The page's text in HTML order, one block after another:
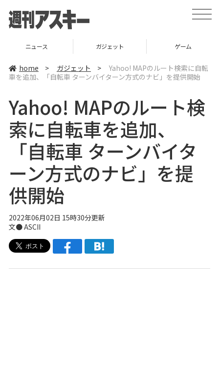
t
o
a
v
t
i
o
ニュース ガジェット ゲーム
home > ガジェット >
Yahoo! MAPのルート検索に自転
車を追加、「自転車 ターンバイターン方式のナビ」を提供開始
Yahoo! MAPのルート検
索に自転車を追加、
「自転車 ターンバイタ
ーン方式のナビ」を提
供開始
2022年06月02日 15時30分更新
文● ASCII